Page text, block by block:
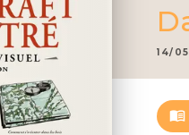
14/
menu_book